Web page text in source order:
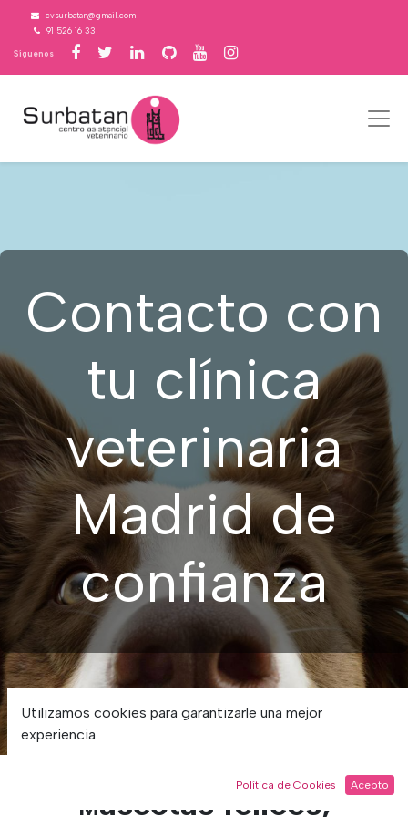
cvsurbatan@gmail.com
91 526 16 33
Síguenos
Contacto con
tu clínica
veterinaria
Madrid de
confianza
Mascotas felices,
Utilizamos cookies para garantizarle una mejor
experiencia.
Política de Cookies Acepto